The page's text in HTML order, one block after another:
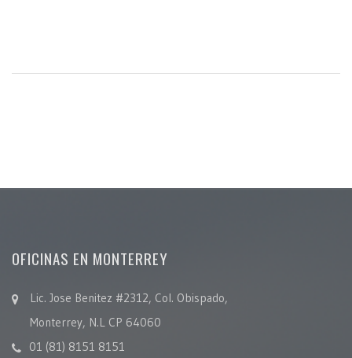
OFICINAS EN MONTERREY
Lic. Jose Benitez #2312, Col. Obispado,
Monterrey, N.L CP 64060
01 (81) 8151 8151